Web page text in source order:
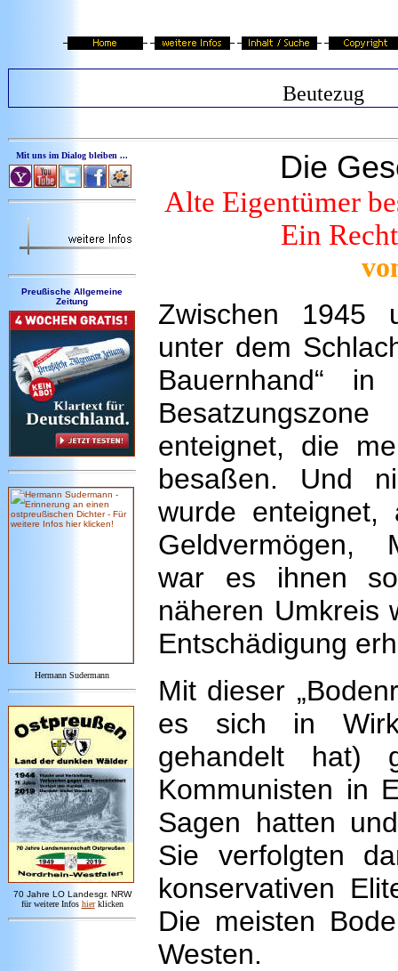
Beutezug
Mit uns im Dialog bleiben ...
Preußische Allgemeine
Zeitung
Hermann Sudermann
70 Jahre LO Landesgr. NRW
für weitere Infos hier klicken
Die
Alte Eigentümer
Ein
Zwischen 1945
unter dem
Bauernhand“
enteignet, die
besaßen. Und
wurde enteignet,
Geldvermögen,
war es ihnen
näheren Umkreis
Entschädigung
Mit dieser
es sich in
gehandelt hat)
Kommunisten in
Sagen hatten
Sie verfolgten
konservativen
Die meisten
Westen.